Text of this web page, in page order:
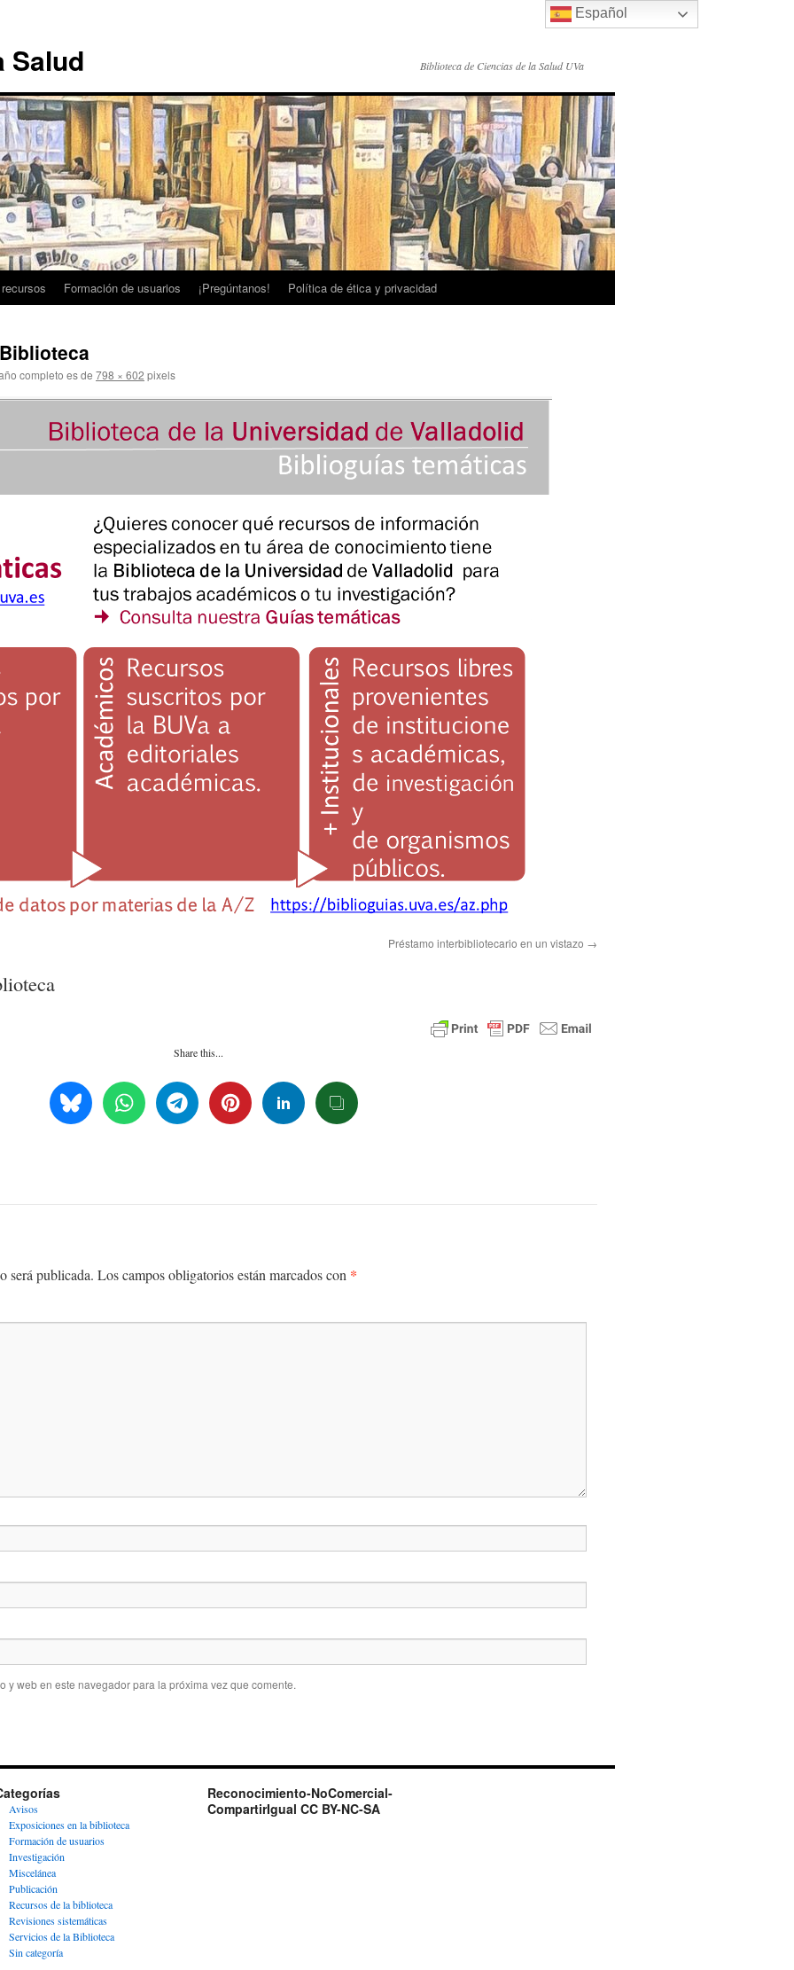
Salud Biblioteca de Ciencias de la Salud UVa
Formación de usuarios ¡Pregúntanos! Política de ética y privacidad
completo es de 798 × 602 pixels
Préstamo interbibliotecario en un vistazo
Share this...
será publicada. Los campos obligatorios están marcados con *
y web en este navegador para la próxima vez que comente.
Avisos
Exposiciones en la biblioteca
Formación de usuarios
Investigación
Miscelánea
Publicación
Recursos de la biblioteca
Revisiones sistemáticas
Servicios de la Biblioteca
Sin categoría
Reconocimiento-NoComercial-
CompartirIgual CC BY-NC-SA
Español